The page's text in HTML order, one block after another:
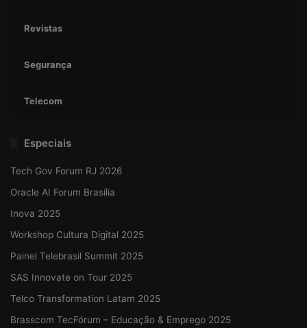
Revistas
Segurança
Telecom
Especiais
Tech Gov Forum RJ 2026
Oracle AI Forum Brasília
Inova 2025
Workshop Cultura Digital 2025
Painel Telebrasil Summit 2025
SAS Innovate on Tour 2025
Telco Transformation Latam 2025
Brasscom TecFórum – Educação & Emprego 2025